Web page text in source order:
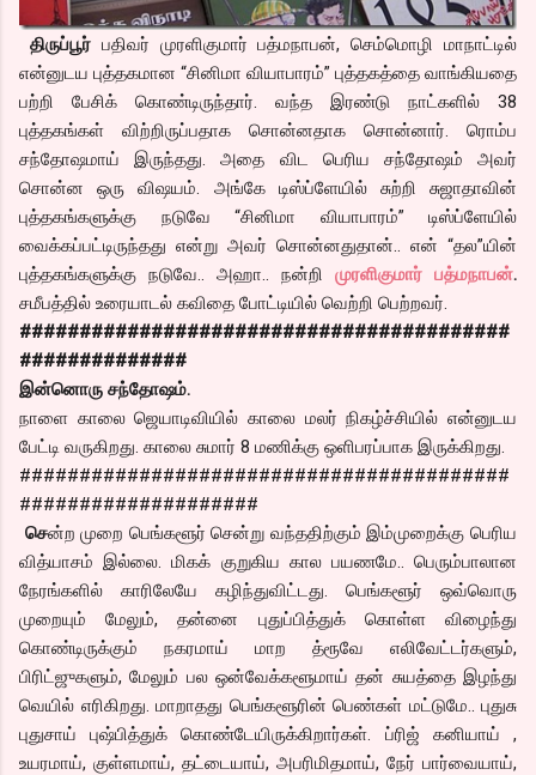
திருப்பூர்பதிவர் முரளிகுமார் பத்மநாபன், செம்மொழி மாநாட்டில்
என்னுடய புத்தகமான “சினிமா வியாபாரம்” புத்தகத்தை வாங்கியதை
பற்றி பேசிக் கொண்டிருந்தார். வந்த இரண்டு நாட்களில் 38
புத்தகங்கள் விற்றிருப்பதாக சொன்னதாக சொன்னார். ரொம்ப
சந்தோஷமாய் இருந்தது. அதை விட பெரிய சந்தோஷம் அவர்
சொன்ன ஒரு விஷயம். அங்கே டிஸ்ப்ளேயில் சுற்றி சுஜாதாவின்
புத்தகங்களுக்கு நடுவே “சினிமா வியாபாரம்” டிஸ்ப்ளேயில்
வைக்கப்பட்டிருந்தது என்று அவர் சொன்னதுதான்.. என் “தல”யின்
புத்தகங்களுக்கு நடுவே.. அஹா.. நன்றி முரளிகுமார் பத்மநாபன்.
சமீபத்தில் உரையாடல் கவிதை போட்டியில் வெற்றி பெற்றவர்.
#########################################
##############
இன்னொரு சந்தோஷம்.
நாளை காலை ஜெயாடிவியில் காலை மலர் நிகழ்ச்சியில் என்னுடய
பேட்டி வருகிறது. காலை சுமார் 8 மணிக்கு ஒளிபரப்பாக இருக்கிறது.
#########################################
####################
சென்ற முறை பெங்களூர் சென்று வந்ததிற்கும் இம்முறைக்கு பெரிய
வித்யாசம் இல்லை. மிகக் குறுகிய கால பயணமே.. பெரும்பாலான
நேரங்களில் காரிலேயே கழிந்துவிட்டது. பெங்களூர் ஒவ்வொரு
முறையும் மேலும், தன்னை புதுப்பித்துக் கொள்ள விழைந்து
கொண்டிருக்கும் நகரமாய் மாற த்ரூவே எலிவேட்டர்களும்,
பிரிட்ஜுகளும், மேலும் பல ஒன்வேக்களூமாய் தன் சுயத்தை இழந்து
வெயில் எரிகிறது. மாறாதது பெங்களூரின் பெண்கள் மட்டுமே.. புதுசு
புதுசாய் புஷ்பித்துக் கொண்டேயிருக்கிறார்கள். ப்ரிஜ் கனியாய் ,
உயரமாய், குள்ளமாய், தட்டையாய், அபரிமிதமாய், நேர் பார்வையாய்,